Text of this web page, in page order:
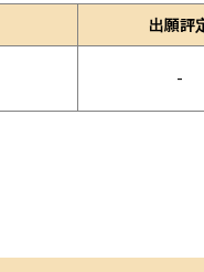
出願評
-